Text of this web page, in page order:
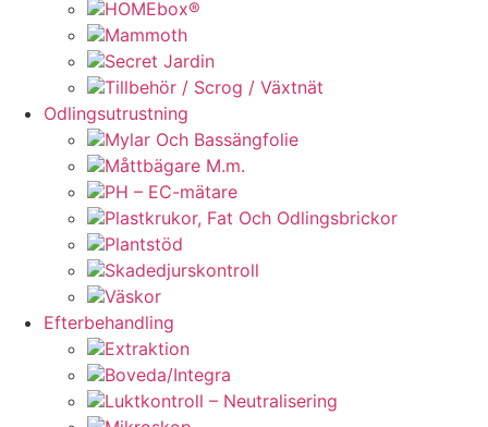
HOMEbox®
Mammoth
Secret Jardin
Tillbehör / Scrog / Växtnät
Odlingsutrustning
Mylar Och Bassängfolie
Måttbägare M.m.
PH – EC-mätare
Plastkrukor, Fat Och Odlingsbrickor
Plantstöd
Skadedjurskontroll
Väskor
Efterbehandling
Extraktion
Boveda/Integra
Luktkontroll – Neutralisering